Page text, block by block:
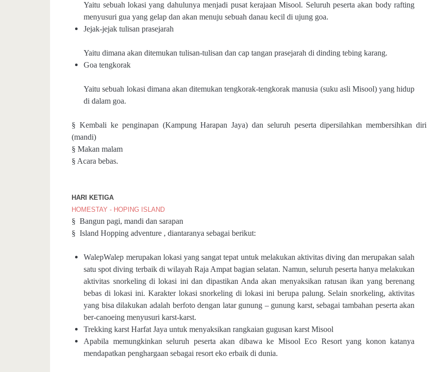
Yaitu sebuah lokasi yang dahulunya menjadi pusat kerajaan Misool. Seluruh peserta akan body rafting
menyusuri gua yang gelap dan akan menuju sebuah danau kecil di ujung goa.
Jejak-jejak tulisan prasejarah
Yaitu dimana akan ditemukan tulisan-tulisan dan cap tangan prasejarah di dinding tebing karang.
Goa tengkorak
Yaitu sebuah lokasi dimana akan ditemukan tengkorak-tengkorak manusia (suku asli Misool) yang hidup
di dalam goa.
§ Kembali ke penginapan (Kampung Harapan Jaya) dan seluruh peserta dipersilahkan membersihkan diri
(mandi)
§ Makan malam
§ Acara bebas.
HARI KETIGA
HOMESTAY - HOPING ISLAN D
§ Bangun pagi, mandi dan sarapan
§ Island Hopping adventure , diantaranya sebagai berikut:
WalepWalep merupakan lokasi yang sangat tepat untuk melakukan aktivitas diving dan merupakan salah
satu spot diving terbaik di wilayah Raja Ampat bagian selatan. Namun, seluruh peserta hanya melakukan
aktivitas snorkeling di lokasi ini dan dipastikan Anda akan menyaksikan ratusan ikan yang berenang
bebas di lokasi ini. Karakter lokasi snorkeling di lokasi ini berupa palung. Selain snorkeling, aktivitas
yang bisa dilakukan adalah berfoto dengan latar gunung – gunung karst, sebagai tambahan peserta akan
ber-canoeing menyusuri karst-karst.
Trekking karst Harfat Jaya untuk menyaksikan rangkaian gugusan karst Misool
Apabila memungkinkan seluruh peserta akan dibawa ke Misool Eco Resort yang konon katanya
mendapatkan penghargaan sebagai resort eko erbaik di dunia.